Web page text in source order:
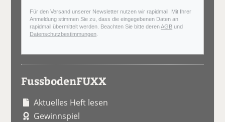
Für den Versand unserer Newsletter nutzen wir rapidmail. Mit Ihrer
Anmeldung stimmen Sie zu, dass die eingegebenen Daten an
rapidmail übermittelt werden. Beachten Sie bitte derenAGB und
Datenschutzbestimmungen
FussbodenFUXX
Aktuelles Heft lesen
Gewinnspiel